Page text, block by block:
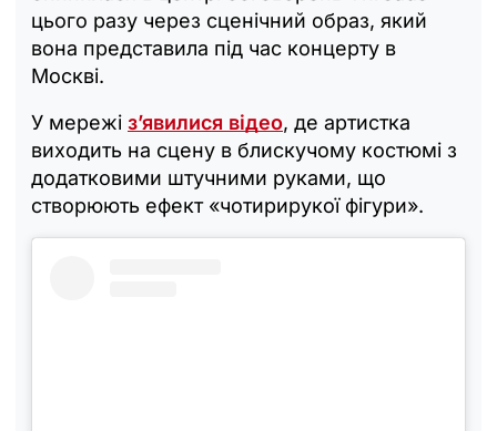
цього разу через сценічний образ, який
вона представила під час концерту в
Москві.
У мережі з’явилися відео, де артистка
виходить на сцену в блискучому костюмі з
додатковими штучними руками, що
створюють ефект «чотирирукої фігури».